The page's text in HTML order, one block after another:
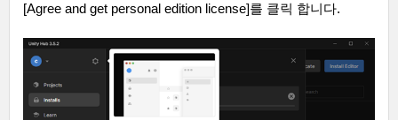
[Agree and get personal edition license]를 클릭 합니다.